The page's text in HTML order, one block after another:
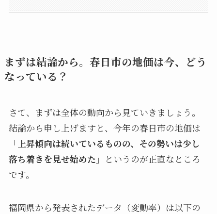
まずは結論から。春日市の地価は今、どう
なっている？
さて、まずは全体の動向から見ていきましょう。
結論から申し上げますと、今年の春日市の地価は
「上昇傾向は続いているものの、その勢いは少し
落ち着きを見せ始めた」
というのが正直なところ
です。
福岡県から発表されたデータ（変動率）は以下の